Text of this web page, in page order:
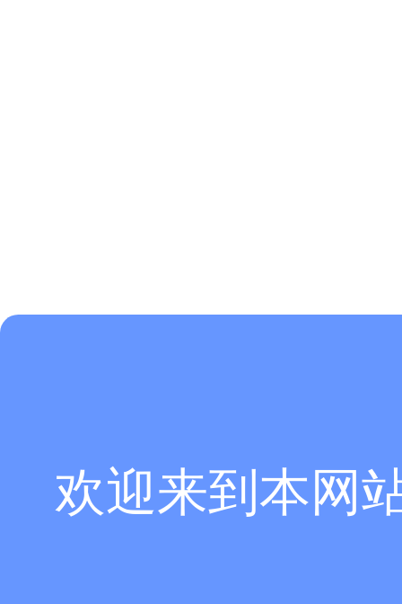
欢迎来到本网